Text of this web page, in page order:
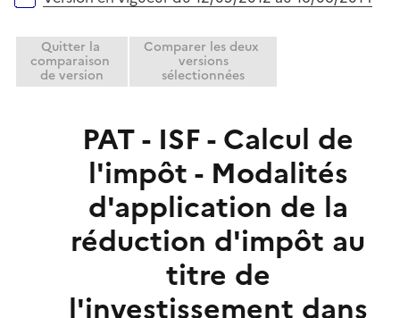
Quitter la
comparaison
de version
Comparer les deux
versions
sélectionnées
PAT - ISF - Calcul de
l'impôt - Modalités
d'application de la
réduction d'impôt au
titre de
l'investissement dans